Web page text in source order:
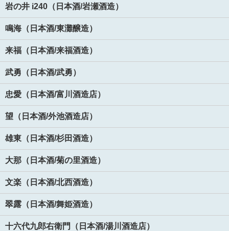
岩の井 i240（日本酒/岩瀬酒造）
鳴海（日本酒/東灘醸造）
来福（日本酒/来福酒造）
武勇（日本酒/武勇）
忠愛（日本酒/富川酒造店）
望（日本酒/外池酒造店）
雄東（日本酒/杉田酒造）
大那（日本酒/菊の里酒造）
文楽（日本酒/北西酒造）
翠露（日本酒/舞姫酒造）
十六代九郎右衛門（日本酒/湯川酒造店）